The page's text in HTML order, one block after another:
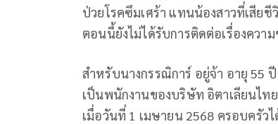
ป่วยโรคซึมเศร้า แทนน้องสาวที่เสีย
ตอนนี้ยังไม่ได้รับการติดต่อเรื่องควา
สำหรับนางกรรณิการ์ อยู่จ้า อายุ 55
เป็นพนักงานของบริษัท อิตาเลียนไท
เมื่อวันที่ 1 เมษายน 2568 ครอบครั